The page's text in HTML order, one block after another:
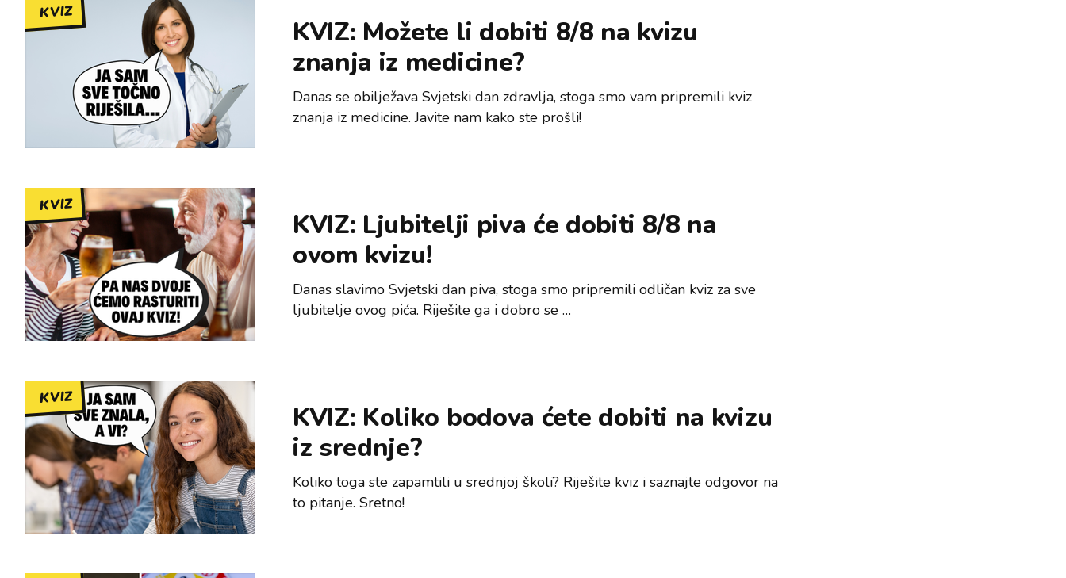
KVIZ
KVIZ: Možete li dobiti 8/8 na kvizu
znanja iz medicine?
Danas se obilježava Svjetski dan zdravlja, stoga smo vam pripremili kviz
znanja iz medicine. Javite nam kako ste prošli!
KVIZ
KVIZ: Ljubitelji piva će dobiti 8/8 na
ovom kvizu!
Danas slavimo Svjetski dan piva, stoga smo pripremili odličan kviz za sve
ljubitelje ovog pića. Riješite ga i dobro se …
KVIZ
KVIZ: Koliko bodova ćete dobiti na kvizu
iz srednje?
Koliko toga ste zapamtili u srednjoj školi? Riješite kviz i saznajte odgovor na
to pitanje. Sretno!